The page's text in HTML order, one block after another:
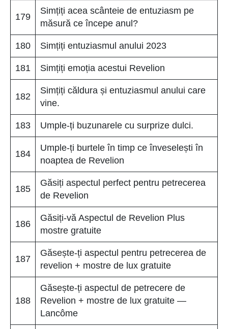
179
Simțiți acea scânteie de entuziasm pe
măsură ce începe anul?
180 Simțiți entuziasmul anului 2023
181 Simțiți emoția acestui Revelion
182
Simțiți căldura și entuziasmul anului care
vine.
183 Umple-ți buzunarele cu surprize dulci.
184
Umple-ți burtele în timp ce înveselești în
noaptea de Revelion
185
Găsiți aspectul perfect pentru petrecerea
de Revelion
186
Găsiți-vă Aspectul de Revelion Plus
mostre gratuite
187
Găsește-ți aspectul pentru petrecerea de
revelion + mostre de lux gratuite
188
Găsește-ți aspectul de petrecere de
Revelion + mostre de lux gratuite —
Lancôme